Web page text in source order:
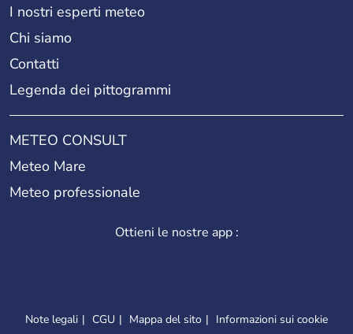
I nostri esperti meteo
Chi siamo
Contatti
Legenda dei pittogrammi
METEO CONSULT
Meteo Mare
Meteo professionale
Ottieni le nostre app :
Note legali CGU Mappa del sito Informazioni sui cookie